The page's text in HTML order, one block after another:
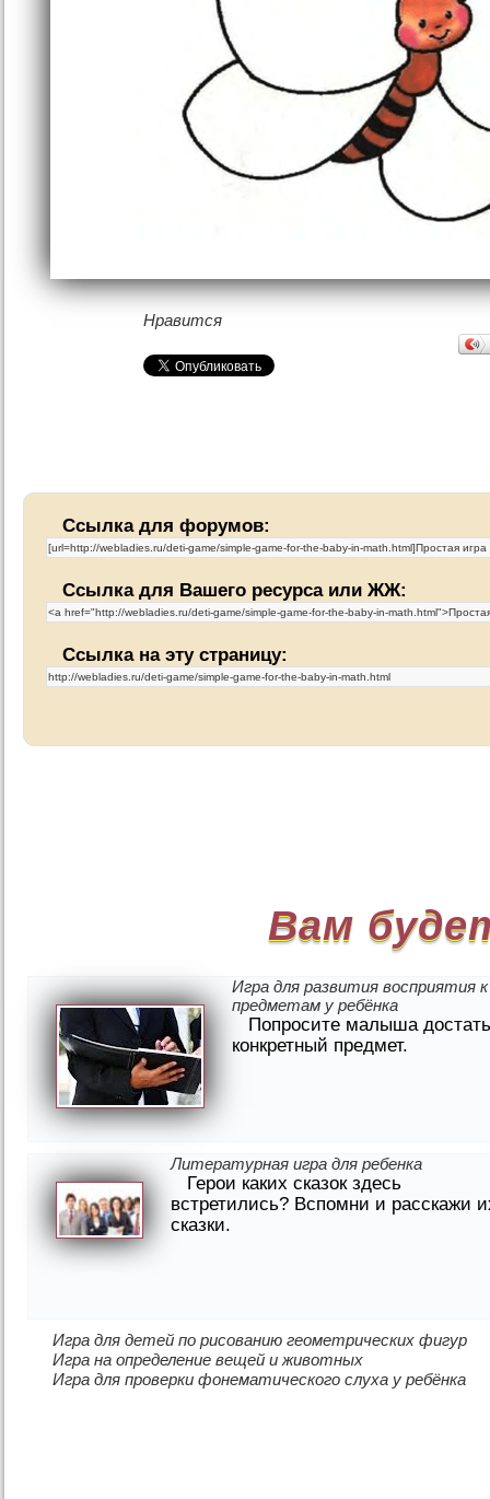
Нравится
Ссылка для форумов:
Ссылка для Вашего ресурса или ЖЖ:
Ссылка на эту страницу:
Вам
Игра для развития восприятия к
предметам у ребёнка
Попросите малыша достать
конкретный предмет.
Литературная игра для ребенка
Герои каких сказок здесь
встретились? Вспомни и расскажи
сказки.
Игра для детей по рисованию геометрических фигур
Игра на определение вещей и животных
Игра для проверки фонематического слуха у ребёнка